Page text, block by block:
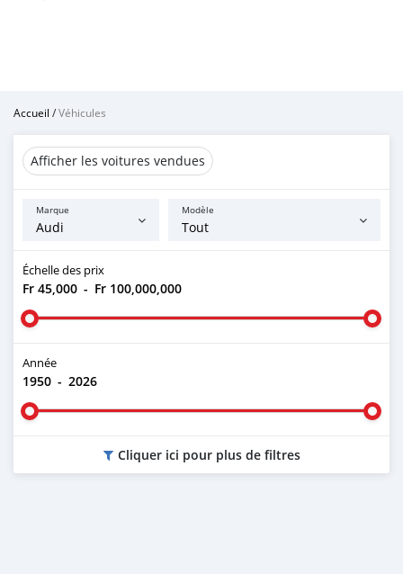
Accueil /Véhicules
Afficher les voitures vendues
Marque Modèle
Échelle des prix
Fr 45,000 - Fr 100,000,000
Année
1950 - 2026
Cliquer ici pour plus de filtres